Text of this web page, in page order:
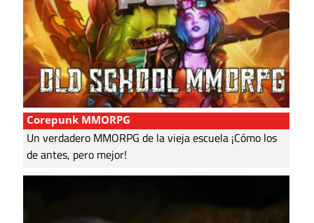
Corepunk MMORPG
Un verdadero MMORPG de la vieja escuela ¡Cómo los
de antes, pero mejor!